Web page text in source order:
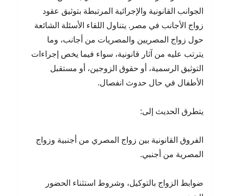
الجوانب القانونية والإجرائية المرتبطة بتوثيق عقود
زواج الأجانب في مصر. يتناول اللقاء الأسئلة الشائعة
حول زواج المصريين والمصريات من أجانب، وما
يترتب عليه من آثار قانونية، سواء فيما يخص إجراءات
التوثيق الرسمية، أو حقوق الزوجين، أو مستقبل
الأطفال في حال حدوث انفصال.
يتطرق الحديث إلى:
الفروق القانونية بين زواج المصري من أجنبية وزواج
المصرية من أجنبي.
ضوابط الزواج بالتوكيل، وشروط استثناء الحضور